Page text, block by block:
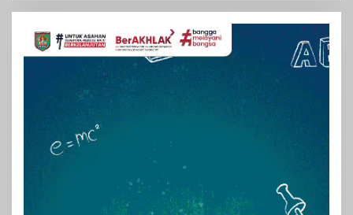
Pemutar
Video